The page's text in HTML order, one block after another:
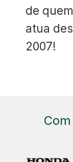
de quem
atua
2007!